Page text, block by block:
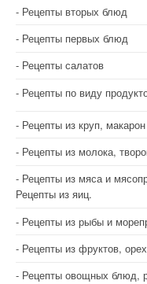
Рецепты вторых блюд
Рецепты первых блюд
Рецепты салатов
Рецепты по виду
Рецепты из круп,
Рецепты из молока,
Рецепты из мяса и
Рецепты из яиц.
Рецепты из рыбы и
Рецепты из фруктов,
Рецепты овощных блюд,